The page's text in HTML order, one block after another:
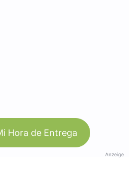
Hora de Entrega
Anzeige